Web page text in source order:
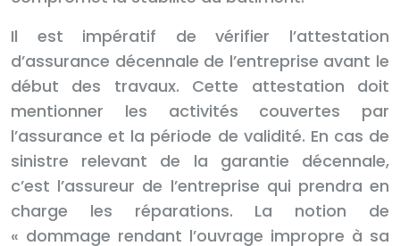
Il est impératif de vérifier l’attestation
d’assurance décennale de l’entreprise avant le
début des travaux. Cette attestation doit
mentionner les activités couvertes par
l’assurance et la période de validité. En cas de
sinistre relevant de la garantie décennale,
c’est l’assureur de l’entreprise qui prendra en
charge les réparations. La notion de
« dommage rendant l’ouvrage impropre à sa